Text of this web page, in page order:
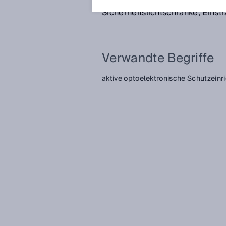
Sicherheitslichtschranke,
Verwandte Begriffe
aktive optoelektronische